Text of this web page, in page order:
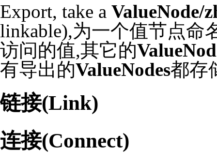
Export, take a ValueNode/
linkable),为一个值节点命
访问的值,其它的
有导出的ValueNodes都存
链接(Link)
连接(Connect)